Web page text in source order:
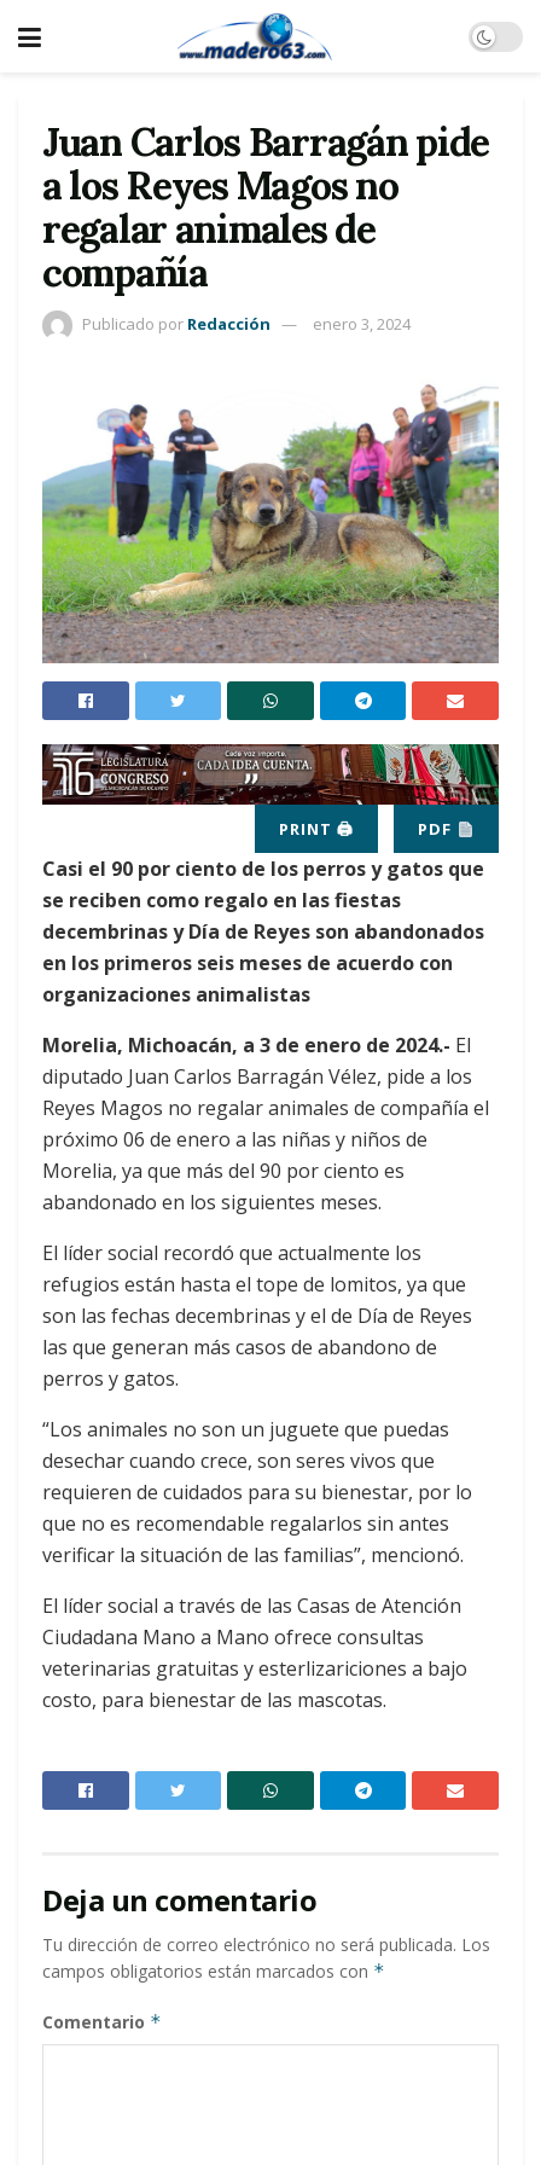
Juan Carlos Barragán pide
a los Reyes Magos no
regalar animales de
compañía
Publicado por Redacción enero 3, 2024
PRINT 🖨 PDF
Casi el 90 por ciento de los perros y gatos que
se reciben como regalo en las fiestas
decembrinas y Día de Reyes son abandonados
en los primeros seis meses de acuerdo con
organizaciones animalistas
Morelia, Michoacán, a 3 de enero de 2024.- El
diputado Juan Carlos Barragán Vélez, pide a los
Reyes Magos no regalar animales de compañía el
próximo 06 de enero a las niñas y niños de
Morelia, ya que más del 90 por ciento es
abandonado en los siguientes meses.
El líder social recordó que actualmente los
refugios están hasta el tope de lomitos, ya que
son las fechas decembrinas y el de Día de Reyes
las que generan más casos de abandono de
perros y gatos.
“Los animales no son un juguete que puedas
desechar cuando crece, son seres vivos que
requieren de cuidados para su bienestar, por lo
que no es recomendable regalarlos sin antes
verificar la situación de las familias”, mencionó.
El líder social a través de las Casas de Atención
Ciudadana Mano a Mano ofrece consultas
veterinarias gratuitas y esterlizariciones a bajo
costo, para bienestar de las mascotas.
Deja un comentario
Tu dirección de correo electrónico no será publicada. Los
campos obligatorios están marcados con *
Comentario *